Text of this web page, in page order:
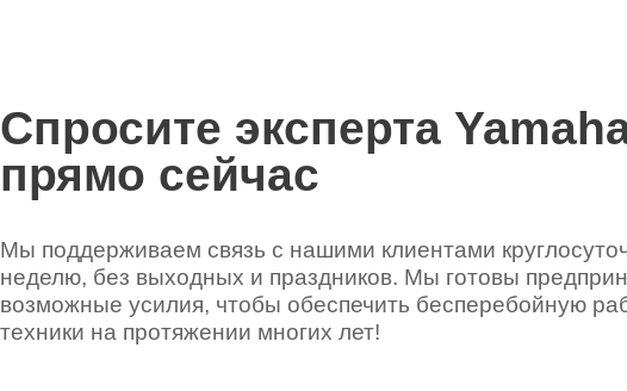
Спросите эксперта
прямо сейчас
Мы поддерживаем связь с нашими клиентами
неделю, без выходных и праздников. Мы готовы
возможные усилия, чтобы обеспечить бесперебойную
техники на протяжении многих лет!